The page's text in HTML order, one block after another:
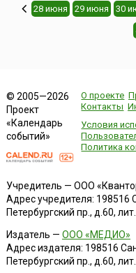
28 июня 29 июня 30
© 2005—2026
Проект
«Календарь
событий»
О проекте
Контакты
Условия
Политика
Учредитель — ООО
Адрес учредителя: 198516
Петербургский пр., д.60,
Издатель — ООО «МЕДИО»
Адрес издателя: 198516
Петербургский пр., д.60,